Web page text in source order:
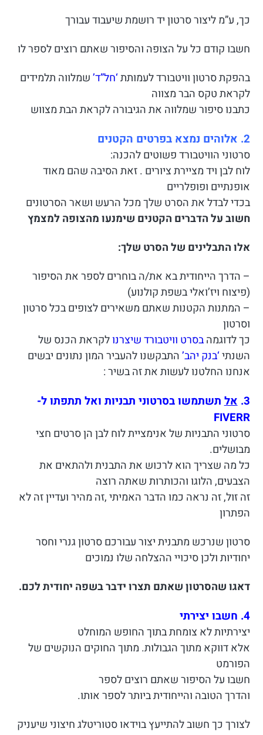
כך, ע”מ ליצור סרטון יד רושמת שיעבוד עבורך
חשבו קודם כל על הצופה והסיפור שאתם רוצים לספר לו
בהפקת סרטון וויטבורד לעמותת‘חל”ד’שמלווה תלמידים
לקראת טקס הבר מצווה
כתבנו סיפור שמלווה את הגיבורה לקראת הבת מצווש
2. אלוהים נמצא בפרטים הקטנים
סרטוני הוויטבורד פשוטים להכנה:
לוח לבן ויד מציירת ציורים . זאת הסיבה שהם מאוד
אופנתיים ופופלריים
בכדי לבדל את הסרט שלך מכל הרעש ושאר הסרטונים
חשוב על הדברים הקטנים שימנעו מהצופה למצמץ
אלו התבלינים של הסרט שלך:
– הדרך הייחודית בא את/ה בוחרים לספר את הסיפור
(פיצוח ויז’ואלי בשפת קולנוע)
– המתנות הקטנות שאתם משאירים לצופים בכל סרטון
וסרטון
כך לדוגמהבסרט וויטבורד שיצרנולקראת הכנס של
השנתי‘בנק יהב’התבקשנו להעביר המון נתונים יבשים
אנחנו החלטנו לעשות את זה בשיר :
3. אלתשתמשו בסרטוני תבניות ואל תתפתו ל-
FIVERR
סרטוני התבניות של אנימציית לוח לבן הן סרטים חצי
מבושלים.
כל מה שצריך הוא לרכוש את התבנית ולהתאים את
הצבעים, הלוגו והכותרות שאתה רוצה
זה זול, זה נראה כמו הדבר האמיתי ,זה מהיר ועדיין זה לא
הפתרון
סרטון שנרכש מתבנית יצור עבורכם סרטון גנרי וחסר
יחודיות ולכן סיכויי ההצלחה שלו נמוכים
דאגו שהסרטון שאתם תצרו ידבר בשפה יחודית לכם.
4. חשבו יצירתי
יצירתיות לא צומחת בתוך החופש המוחלט
אלא דווקא מתוך הגבולות. מתוך החוקים הנוקשים של
הפורמט
חשבו על הסיפור שאתם רוצים לספר
והדרך הטובה והייחודית ביותר לספר אותו.
לצורך כך חשוב להתייעץ בוידאו סטוריטלג חיצוני שיעניק